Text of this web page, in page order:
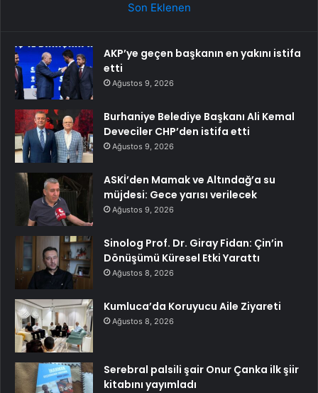
Son Eklenen
AKP’ye geçen başkanın en yakını istifa
etti
Ağustos 9, 2026
Burhaniye Belediye Başkanı Ali Kemal
Deveciler CHP’den istifa etti
Ağustos 9, 2026
ASKİ’den Mamak ve Altındağ’a su
müjdesi: Gece yarısı verilecek
Ağustos 9, 2026
Sinolog Prof. Dr. Giray Fidan: Çin’in
Dönüşümü Küresel Etki Yarattı
Ağustos 8, 2026
Kumluca’da Koruyucu Aile Ziyareti
Ağustos 8, 2026
Serebral palsili şair Onur Çanka ilk şiir
kitabını yayımladı